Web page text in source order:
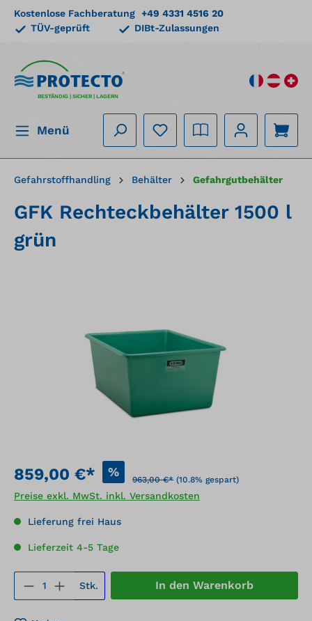
springen
Kostenlose Fachberatung +49 4331 4516 20
TÜV-geprüft
DIBt-Zulassungen
BESTÄNDIG | SICHER | LAGERN
Menü
Gefahrstoffhandling Behälter Gefahrgutbehälter
GFK Rechteckbehälter 1500 l
grün
859,00 €* %
963,00 €* (10.8% gespart)
Preise exkl. MwSt. inkl. Versandkosten
Lieferung frei Haus
Lieferzeit 4-5 Tage
Produkt Anzahl: Gib den
Stk. In den Warenkorb